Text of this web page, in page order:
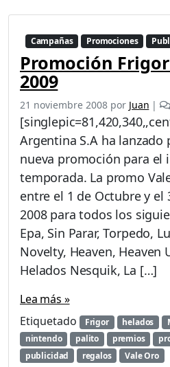
Campañas Promociones
Promoción
2009
21 noviembre 2008 por Juan |
Argentina S.A ha lanzado
nueva promoción para el
temporada. La promo
entre el 1 de Octubre y el
2008 para todos los
Epa, Sin Parar, Torpedo,
Novelty, Heaven, Heaven
Helados Nesquik, La […]
Lea más »
Etiquetado
Frigor helados
nintendo
palito premios
publicidad
regalos Vale Oro